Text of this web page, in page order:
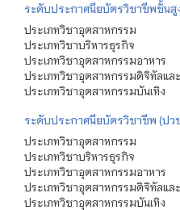
ระดับประกาศนียบัตรวิชาชีพชั้นสู
ประเภทวิชาอุตสาหกรรม
ประเภทวิชาบริหารธุรกิจ
ประเภทวิชาอุตสาหกรรมอาหาร
ประเภทวิชาอุตสาหกรรมดิจิทัลและ
ประเภทวิชาอุตสาหกรรมบันเทิง
ระดับประกาศนียบัตรวิชาชีพ (ปว
ประเภทวิชาอุตสาหกรรม
ประเภทวิชาบริหารธุรกิจ
ประเภทวิชาอุตสาหกรรมอาหาร
ประเภทวิชาอุตสาหกรรมดิจิทัลและ
ประเภทวิชาอุตสาหกรรมบันเทิง